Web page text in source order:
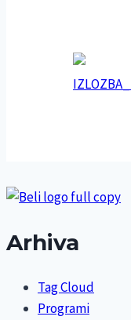
Arhiva
Tag Cloud
Programi